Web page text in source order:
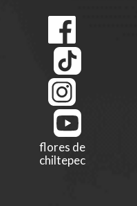
flores de
chiltepec